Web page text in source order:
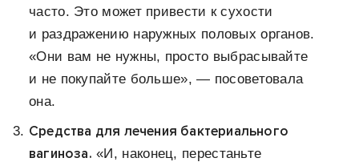
часто. Это может привести к сухости
и раздражению наружных половых органов.
«Они вам не нужны, просто выбрасывайте
и не покупайте больше», — посоветовала
она.
Средства для лечения бактериального
вагиноза. «И, наконец, перестаньте